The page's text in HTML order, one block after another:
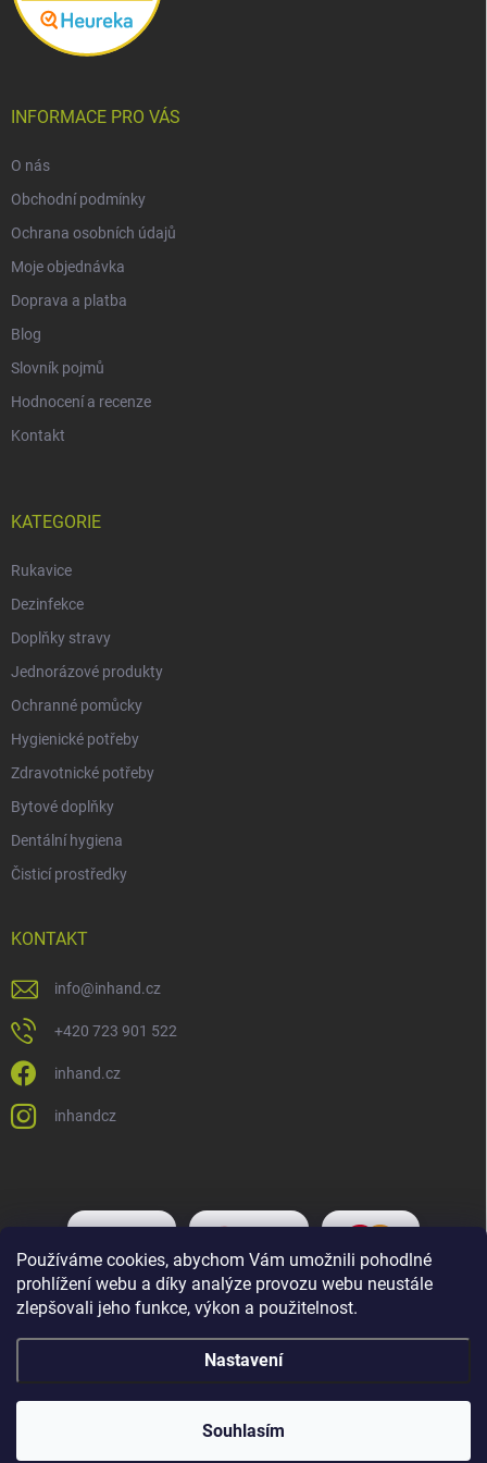
Používáme cookies, abychom Vám umožnili pohodlné
prohlížení webu a díky analýze provozu webu neustále
zlepšovali jeho funkce, výkon a použitelnost.
Nastavení
Souhlasím
INFORMACE PRO VÁS
O nás
Obchodní podmínky
Ochrana osobních údajů
Moje objednávka
Doprava a platba
Blog
Slovník pojmů
Hodnocení a recenze
Kontakt
KATEGORIE
Rukavice
Dezinfekce
Doplňky stravy
Jednorázové produkty
Ochranné pomůcky
Hygienické potřeby
Zdravotnické potřeby
Bytové doplňky
Dentální hygiena
Čisticí prostředky
KONTAKT
info@inhand.cz
+420 723 901 522
inhand.cz
inhandcz
Copyright 2026Inhand.cz. Všechna práva vyhrazena.Upravit nastavení
cookies